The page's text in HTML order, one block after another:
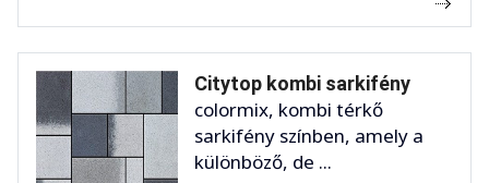
Citytop kombi sarkifény
colormix, kombi térkő
sarkifény színben, amely a
különböző, de ...